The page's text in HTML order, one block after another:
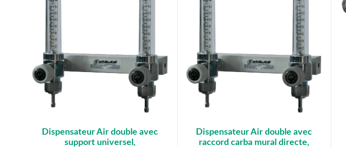
Dispensateur Air double avec
support universel,
Dispensateur Air double avec
raccord carba mural directe,